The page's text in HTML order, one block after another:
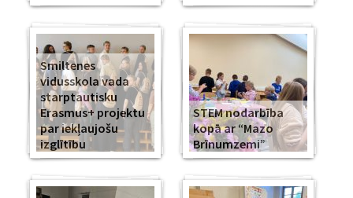
Smiltenes
vidusskola vada
starptautisku
Erasmus+ projektu
par iekļaujošu
izglītību
STEM nodarbība
kopā ar “Mazo
Brīnumzemi”